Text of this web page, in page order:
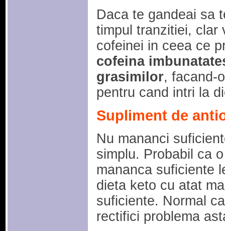
Daca te gandeai sa
timpul tranzitiei, clar
cofeinei in ceea ce
cofeina
grasimilor, facand-
pentru cand intri la
Supliment de
Nu mananci
simplu. Probabil ca
mananca suficiente
dieta keto cu atat
suficiente. Normal
rectifici problema